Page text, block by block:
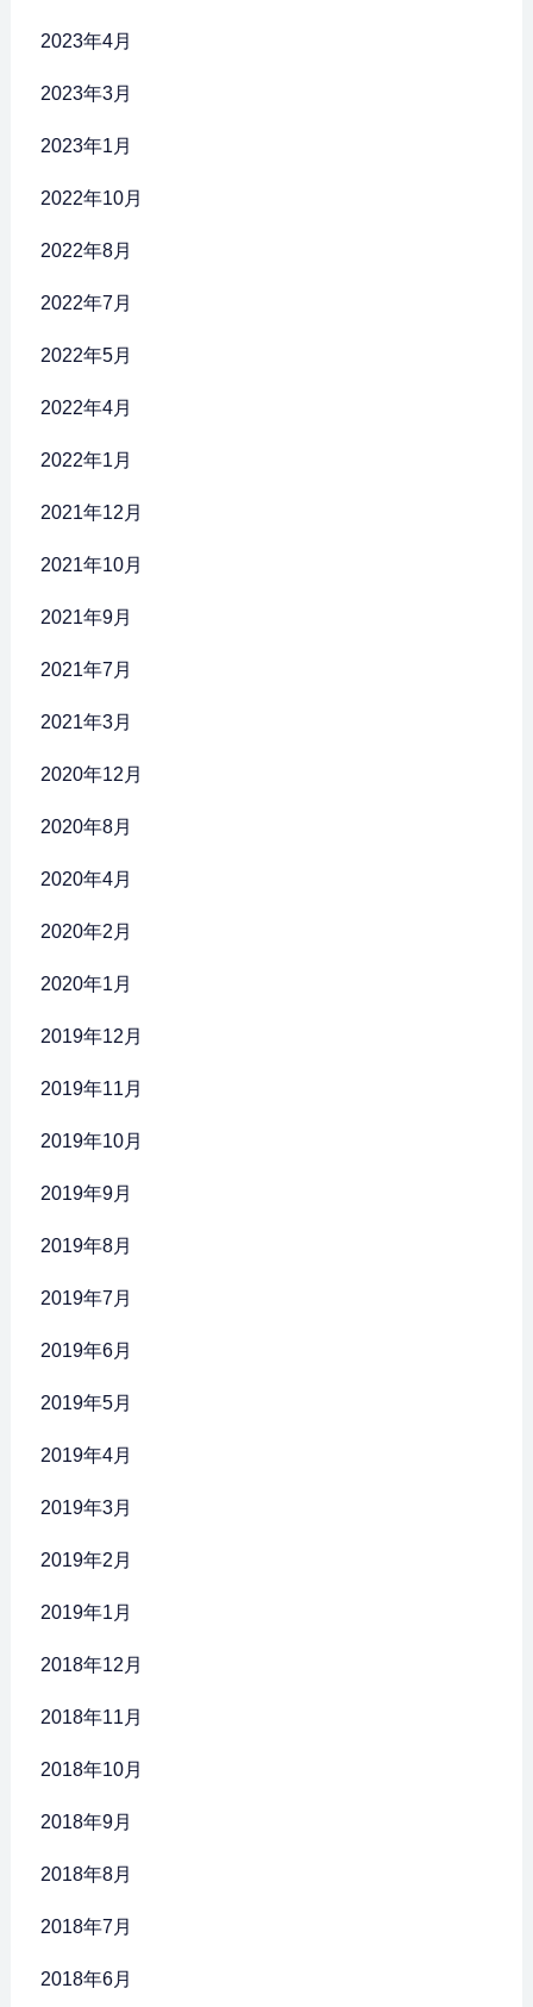
2023年4月
2023年3月
2023年1月
2022年10月
2022年8月
2022年7月
2022年5月
2022年4月
2022年1月
2021年12月
2021年10月
2021年9月
2021年7月
2021年3月
2020年12月
2020年8月
2020年4月
2020年2月
2020年1月
2019年12月
2019年11月
2019年10月
2019年9月
2019年8月
2019年7月
2019年6月
2019年5月
2019年4月
2019年3月
2019年2月
2019年1月
2018年12月
2018年11月
2018年10月
2018年9月
2018年8月
2018年7月
2018年6月